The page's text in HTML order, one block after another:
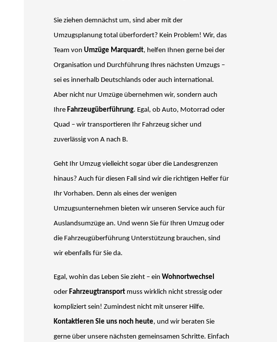
Sie ziehen demnächst um, sind aber mit der
Umzugsplanung total überfordert? Kein Problem! Wir, das
Team von Umzüge Marquardt, helfen Ihnen gerne bei der
Organisation und Durchführung Ihres nächsten Umzugs –
sei es innerhalb Deutschlands oder auch international.
Aber nicht nur Umzüge übernehmen wir, sondern auch
Ihre Fahrzeugüberführung. Egal, ob Auto, Motorrad oder
Quad – wir transportieren Ihr Fahrzeug sicher und
zuverlässig von A nach B.
Geht Ihr Umzug vielleicht sogar über die Landesgrenzen
hinaus? Auch für diesen Fall sind wir die richtigen Helfer für
Ihr Vorhaben. Denn als eines der wenigen
Umzugsunternehmen bieten wir unseren Service auch für
Auslandsumzüge an. Und wenn Sie für Ihren Umzug oder
die Fahrzeugüberführung Unterstützung brauchen, sind
wir ebenfalls für Sie da.
Egal, wohin das Leben Sie zieht – ein Wohnortwechsel
oder Fahrzeugtransport muss wirklich nicht stressig oder
kompliziert sein! Zumindest nicht mit unserer Hilfe.
Kontaktieren Sie uns noch heute, und wir beraten Sie
gerne über unsere nächsten gemeinsamen Schritte. Einfach